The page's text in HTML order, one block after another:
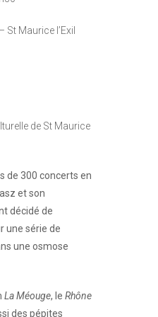
Maurice l’Exil
de St Maurice
de 300 concerts en
et son
décidé de
une série de
une osmose
La Méouge, le Rhône
des pépites